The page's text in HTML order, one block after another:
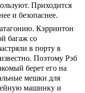
Приходится
и безопаснее.
Кэрринтон
багаж со
в порту в
Поэтому Рэб
берет его на
мешки для
машинку и